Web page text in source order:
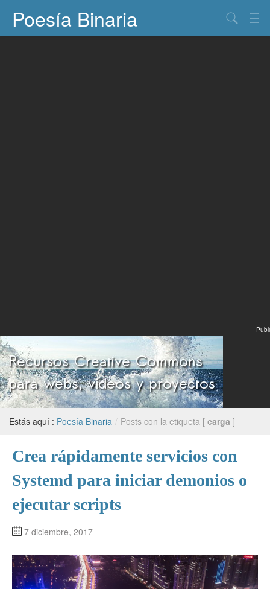
Poesía Binaria
Publi
Estás aquí : Poesía Binaria / Posts con la etiqueta [ carga ]
Crea rápidamente servicios con
Systemd para iniciar demonios o
ejecutar scripts
7 diciembre, 2017